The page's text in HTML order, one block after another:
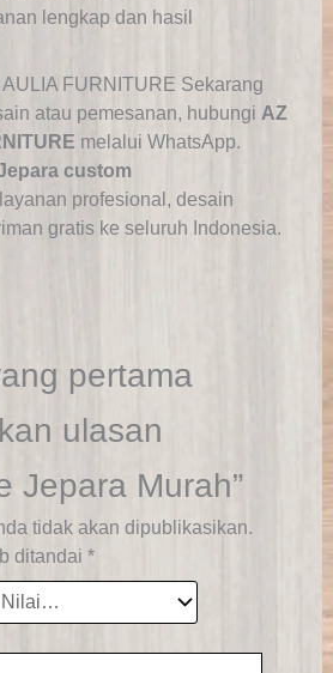
lengkap dan hasil
FURNITURE Sekarang
atau pemesanan, hubungi AZ
melalui WhatsApp.
custom
profesional, desain
gratis ke seluruh Indonesia.
pertama
ulasan
Jepara Murah”
tidak akan dipublikasikan.
ditandai *